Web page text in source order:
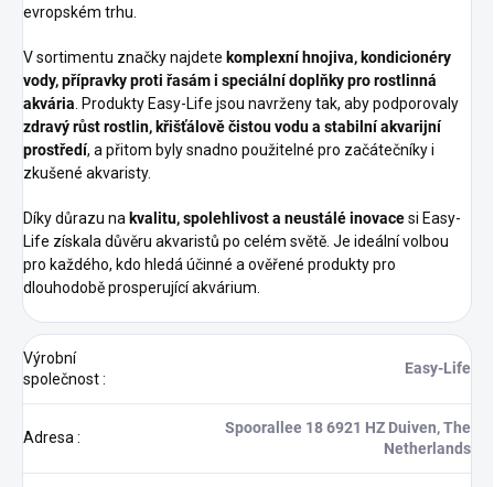
evropském trhu.
V sortimentu značky najdete komplexní hnojiva, kondicionéry
vody, přípravky proti řasám i speciální doplňky pro rostlinná
akvária. Produkty Easy-Life jsou navrženy tak, aby podporovaly
zdravý růst rostlin, křišťálově čistou vodu a stabilní akvarijní
prostředí, a přitom byly snadno použitelné pro začátečníky i
zkušené akvaristy.
Díky důrazu na kvalitu, spolehlivost a neustálé inovacesi Easy-
Life získala důvěru akvaristů po celém světě. Je ideální volbou
pro každého, kdo hledá účinné a ověřené produkty pro
dlouhodobě prosperující akvárium.
Výrobní
společnost:
Easy-Life
Adresa:
Spoorallee 18 6921 HZ Duiven, The
Netherlands